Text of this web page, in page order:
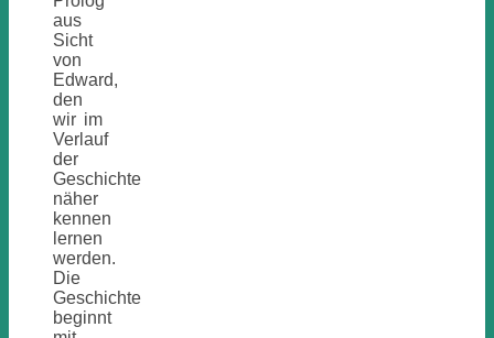
aus
Sicht
von
Edward,
den
wir im
Verlauf
der
Geschichte
näher
kennen
lernen
werden.
Die
Geschichte
beginnt